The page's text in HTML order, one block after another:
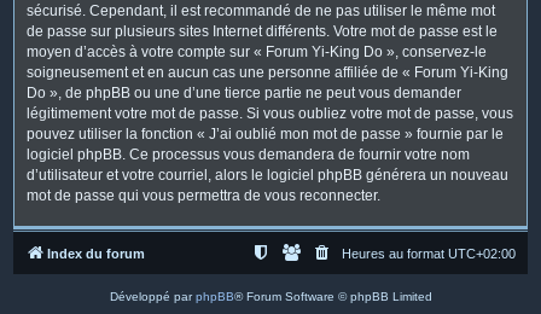
sécurisé. Cependant, il est recommandé de ne pas utiliser le même mot
de passe sur plusieurs sites Internet différents. Votre mot de passe est le
moyen d’accès à votre compte sur « Forum Yi-King Do », conservez-le
soigneusement et en aucun cas une personne affiliée de « Forum Yi-King
Do », de phpBB ou une d’une tierce partie ne peut vous demander
légitimement votre mot de passe. Si vous oubliez votre mot de passe, vous
pouvez utiliser la fonction « J’ai oublié mon mot de passe » fournie par le
logiciel phpBB. Ce processus vous demandera de fournir votre nom
d’utilisateur et votre courriel, alors le logiciel phpBB générera un nouveau
mot de passe qui vous permettra de vous reconnecter.
Index du forum Heures au format UTC+02:00
Développé parphpBB® Forum Software © phpBB Limited